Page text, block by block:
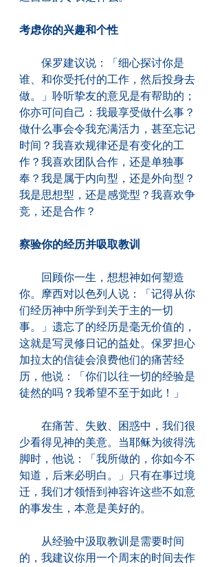
考虑你的兴趣和个性
保罗建议说：「细心探讨你是
谁、和你受托付的工作，然后投身去
做。」聆听挚友的意见是有帮助的；
你亦可问自己：我最享受做什么事？
做什么事会令我充满活力，甚至忘记
时间？我喜欢规律还是有变化的工
作？我喜欢团队合作，还是单独事
奉？我是属于内向型，还是外向型？
我是思想型，还是感觉型？我喜欢争
竞，还是合作？
察验你的经历并吸取教训
回顾你一生，想想神如何塑造
你。摩西对以色列人说：「记得从你
们经历神中所学到关于主的一切
事。」遗忘了的经历是毫无价值的，
这就是写灵修日记的益处。保罗担心
加拉太的信徒会浪费他们的痛苦经
历，他说：「你们以往一切的经验是
徒然的吗？我希望不至于如此！」
在痛苦、失败、困惑中，我们很
少看得见神的美意。当耶稣为彼得洗
脚时，他说：「我所做的，你如今不
知道，后来必明白。」只有在事过境
迁，我们才领悟到神容许这些不如意
的事发生，本意是美好的。
从经验中汲取教训是需要时间
的，我建议你用一个周末的时间去作